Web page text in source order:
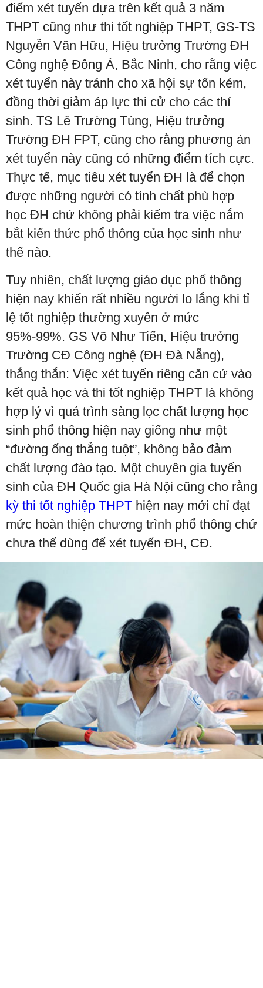
điểm xét tuyển dựa trên kết quả 3 năm
THPT cũng như thi tốt nghiệp THPT, GS-TS
Nguyễn Văn Hữu, Hiệu trưởng Trường ĐH
Công nghệ Đông Á, Bắc Ninh, cho rằng việc
xét tuyển này tránh cho xã hội sự tốn kém,
đồng thời giảm áp lực thi cử cho các thí
sinh. TS Lê Trường Tùng, Hiệu trưởng
Trường ĐH FPT, cũng cho rằng phương án
xét tuyển này cũng có những điểm tích cực.
Thực tế, mục tiêu xét tuyển ĐH là để chọn
được những người có tính chất phù hợp
học ĐH chứ không phải kiểm tra việc nắm
bắt kiến thức phổ thông của học sinh như
thế nào.
Tuy nhiên, chất lượng giáo dục phổ thông
hiện nay khiến rất nhiều người lo lắng khi tỉ
lệ tốt nghiệp thường xuyên ở mức
95%-99%. GS Võ Như Tiến, Hiệu trưởng
Trường CĐ Công nghệ (ĐH Đà Nẵng),
thẳng thắn: Việc xét tuyển riêng căn cứ vào
kết quả học và thi tốt nghiệp THPT là không
hợp lý vì quá trình sàng lọc chất lượng học
sinh phổ thông hiện nay giống như một
“đường ống thẳng tuột”, không bảo đảm
chất lượng đào tạo. Một chuyên gia tuyển
sinh của ĐH Quốc gia Hà Nội cũng cho rằng
kỳ thi tốt nghiệp THPT hiện nay mới chỉ đạt
mức hoàn thiện chương trình phổ thông chứ
chưa thể dùng để xét tuyển ĐH, CĐ.